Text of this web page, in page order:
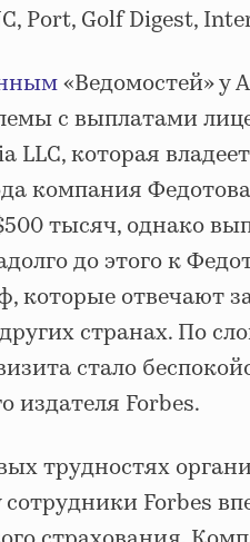
Port, Golf Digest,
«Ведомостей» у
с выплатами
LLC, которая
компания
тысяч, однако
до этого к
которые отвечают
странах. По
стало
издателя Forbes.
трудностях
сотрудники Forbes